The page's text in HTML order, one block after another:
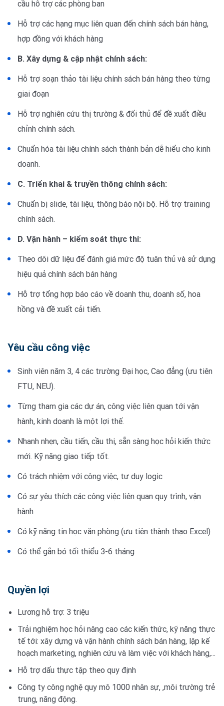
cầu hỗ trợ các phòng ban
Hỗ trợ các hạng mục liên quan đến chính sách bán hàng,
hợp đồng với khách hàng
B. Xây dựng & cập nhật chính sách:
Hỗ trợ soạn thảo tài liệu chính sách bán hàng theo từng
giai đoạn
Hỗ trợ nghiên cứu thị trường & đối thủ để đề xuất điều
chỉnh chính sách.
Chuẩn hóa tài liệu chính sách thành bản dễ hiểu cho kinh
doanh.
C. Triển khai & truyền thông chính sách:
Chuẩn bị slide, tài liệu, thông báo nội bộ. Hỗ trợ training
chính sách.
D. Vận hành – kiểm soát thực thi:
Theo dõi dữ liệu để đánh giá mức độ tuân thủ và sử dụng
hiệu quả chính sách bán hàng
Hỗ trợ tổng hợp báo cáo về doanh thu, doanh số, hoa
hồng và đề xuất cải tiến.
Yêu cầu công việc
Sinh viên năm 3, 4 các trường Đại học, Cao đẳng (ưu tiên
FTU, NEU).
Từng tham gia các dự án, công việc liên quan tới vận
hành, kinh doanh là một lợi thế.
Nhanh nhẹn, cầu tiến, cầu thị, sẵn sàng học hỏi kiến thức
mới. Kỹ năng giao tiếp tốt.
Có trách nhiệm với công việc, tư duy logic
Có sự yêu thích các công việc liên quan quy trình, vận
hành
Có kỹ năng tin học văn phòng (ưu tiên thành thạo Excel)
Có thể gắn bó tối thiểu 3-6 tháng
Quyền lợi
Lương hỗ trợ: 3 triệu
Trải nghiệm học hỏi nâng cao các kiến thức, kỹ năng thực
tế tới: xây dựng và vận hành chính sách bán hàng, lập kế
hoạch marketing, nghiên cứu và làm việc với khách hàng,...
Hỗ trợ dấu thực tập theo quy định
Công ty công nghệ quy mô 1000 nhân sự, ,môi trường trẻ
trung, năng động.